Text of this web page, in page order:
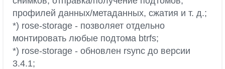
профилей данных/метаданных, сжатия и т. д.;
*) rose-storage - позволяет отдельно
монтировать любые подтома btrfs;
*) rose-storage - обновлен rsync до версии
3.4.1;